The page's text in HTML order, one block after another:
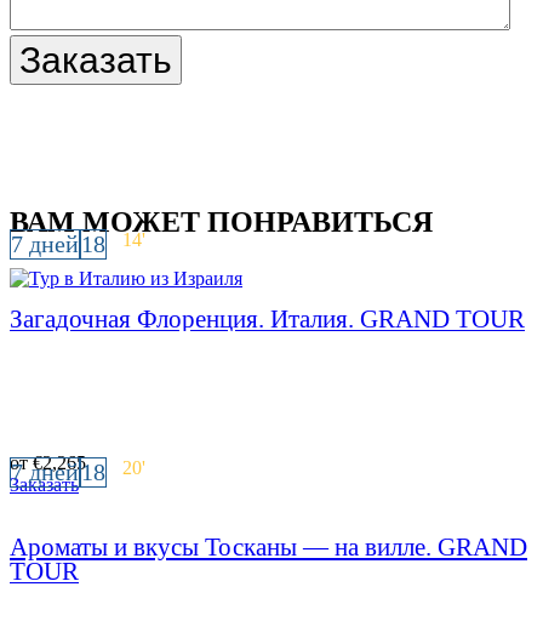
Заказать
ВАМ МОЖЕТ ПОНРАВИТЬСЯ
7 дней18 14'
Загадочная Флоренция. Италия. GRAND TOUR
от€2,265
Заказать
7 дней18 20'
Ароматы и вкусы Тосканы — на вилле. GRAND
TOUR